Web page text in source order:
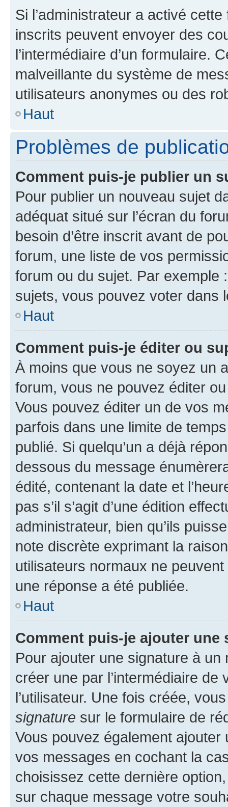
Si l’administrateur a activé
inscrits peuvent envoyer des
l’intermédiaire d’un formulaire.
malveillante du système de
utilisateurs anonymes ou des
Haut
Problèmes de
Comment puis-je publier un
Pour publier un nouveau sujet
adéquat situé sur l’écran du
besoin d’être inscrit avant de
forum, une liste de vos
forum ou du sujet. Par exemple
sujets, vous pouvez voter dans
Haut
Comment puis-je éditer ou
À moins que vous ne soyez un
forum, vous ne pouvez éditer
Vous pouvez éditer un de vos
parfois dans une limite de
publié. Si quelqu’un a déjà
dessous du message
édité, contenant la date et
pas s’il s’agit d’une édition
administrateur, bien qu’ils
note discrète exprimant la
utilisateurs normaux ne
une réponse a été publiée.
Haut
Comment puis-je ajouter une
Pour ajouter une signature à un
créer une par l’intermédiaire
l’utilisateur. Une fois créée,
signature sur le formulaire de
Vous pouvez également
vos messages en cochant la
choisissez cette dernière
sur chaque message votre